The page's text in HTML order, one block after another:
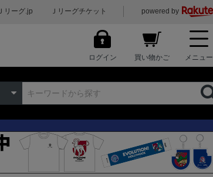
Ｊリーグ.jp Ｊリーグチケット powered by
ログイン 買い物かご メニュー